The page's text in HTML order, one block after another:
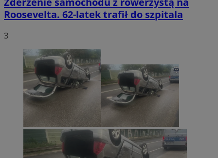
Roosevelta. 62-latek trafił do szpitala
3